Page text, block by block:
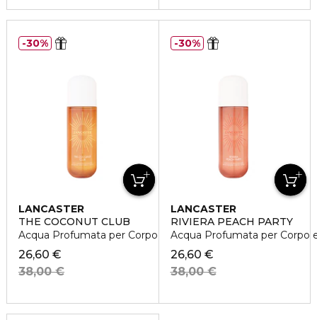
LANCASTER
THE COCONUT CLUB
Acqua Profumata per Corpo e Capelli
26,60 €
38,00 €
30%
LANCASTER
RIVIERA PEACH PARTY
Acqua Profumata per Corpo
26,60 €
38,00 €
30%